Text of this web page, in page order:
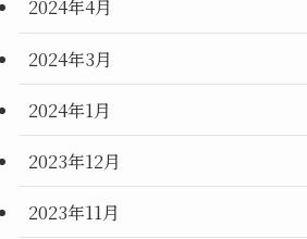
2024年4月
2024年3月
2024年1月
2023年12月
2023年11月